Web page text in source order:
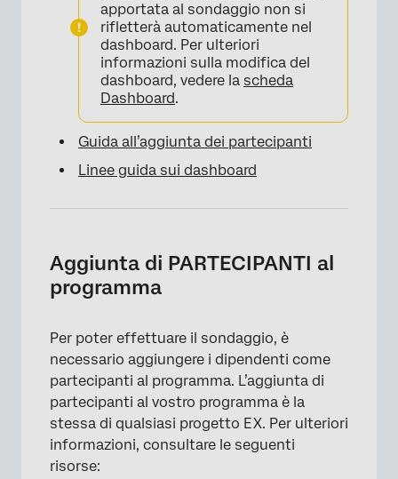
apportata al sondaggio non si
rifletterà automaticamente nel
dashboard. Per ulteriori
informazioni sulla modifica del
dashboard, vedere la scheda
Dashboard.
Guida all’aggiunta dei partecipanti
Linee guida sui dashboard
Aggiunta di PARTECIPANTI al
programma
Per poter effettuare il sondaggio, è
necessario aggiungere i dipendenti come
partecipanti al programma. L’aggiunta di
partecipanti al vostro programma è la
stessa di qualsiasi progetto EX. Per ulteriori
informazioni, consultare le seguenti
risorse: